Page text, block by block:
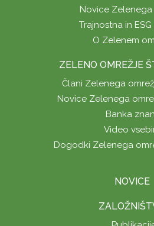
Novice Zelenega
Trajnostna in
O Zelenem
ZELENO OMREŽJE
Člani Zelenega
Novice Zelenega
Banka
Video
Dogodki Zelenega
NOVICE